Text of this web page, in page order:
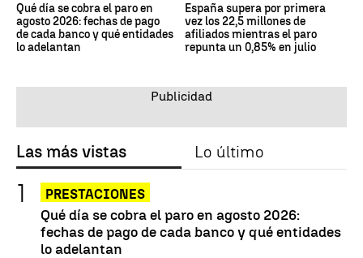
Qué día se cobra el paro en
agosto 2026: fechas de pago
de cada banco y qué entidades
lo adelantan
España supera por primera
vez los 22,5 millones de
afiliados mientras el paro
repunta un 0,85% en julio
Las más vistas Lo último
PRESTACIONES
Qué día se cobra el paro en agosto 2026:
fechas de pago de cada banco y qué entidades
lo adelantan